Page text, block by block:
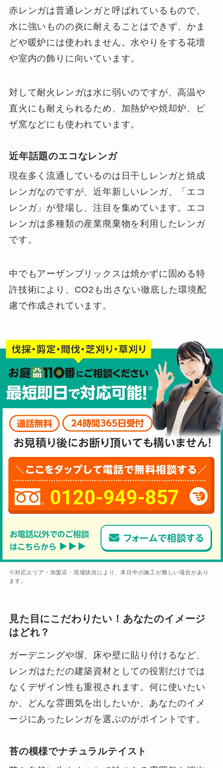
赤レンガは普通レンガと呼ばれているもので、
水に強いものの炎に耐えることはできず、かま
どや暖炉には使われません。水やりをする花壇
や室内の飾りに向いています。
対して耐火レンガは水に弱いのですが、高温や
直火にも耐えられるため、加熱炉や焼却炉、ピ
ザ窯などにも使われています。
近年話題のエコなレンガ
現在多く流通しているのは日干しレンガと焼成
レンガなのですが、近年新しいレンガ、「エコ
レンガ」が登場し、注目を集めています。エコ
レンガは多種類の産業廃棄物を利用したレンガ
です。
中でもアーザンブリックスは焼かずに固める特
許技術により、CO2も出さない徹底した環境配
慮で作成されています。
0120-949-857
※対応エリア・加盟店・現場状況により、本日中の施工が難しい場合があり
ます。
見た目にこだわりたい！あなたのイメージ
はどれ？
ガーデニングや塀、床や壁に貼り付けるなど、
レンガはただの建築資材としての役割だけでは
なくデザイン性も重視されます。何に使いたい
か、どんな雰囲気を出したいか、あなたのイメ
ージにあったレンガを選ぶのがポイントです。
苔の模様でナチュラルテイスト